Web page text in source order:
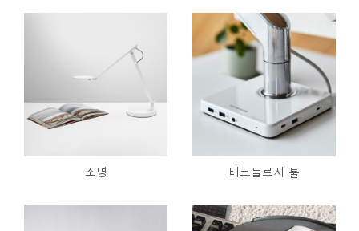
조명 테크놀로지 툴